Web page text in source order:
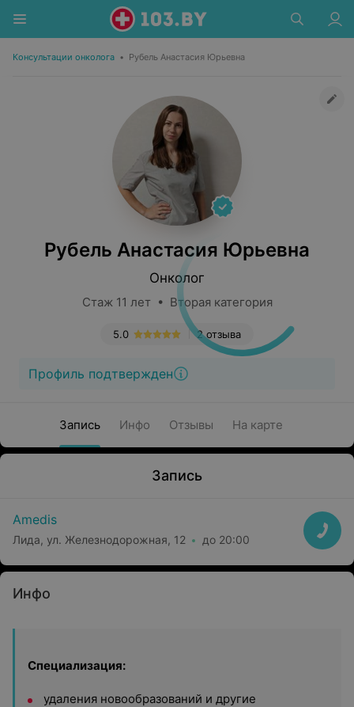
Консультации онколога • Рубель Анастасия Юрьевна
Рубель Анастасия Юрьевна
Онколог
Стаж 11 лет • Вторая категория
2 отзыва
5.0
Профиль подтвержден
Запись Инфо Отзывы На карте
Запись
Amedis
Лида, ул. Железнодорожная, 12 до 20:00
Инфо
Специализация:
удаления новообразований и другие